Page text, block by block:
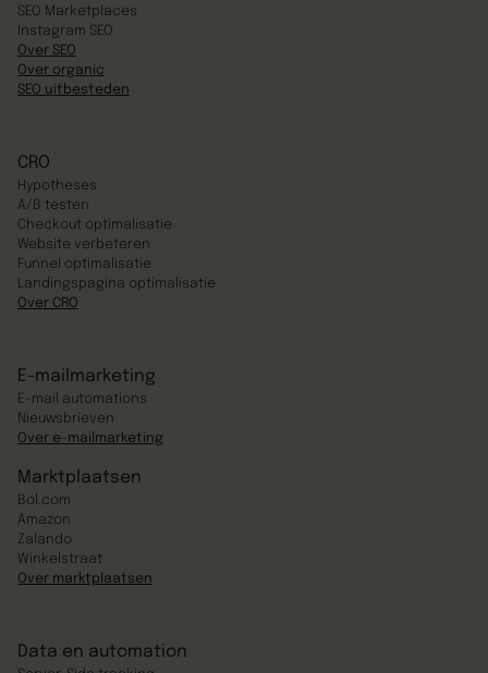
SEO Marketplaces
Instagram SEO
Over SEO
Over organic
SEO uitbesteden
CRO
Hypotheses
A/B testen
Checkout optimalisatie
Website verbeteren
Funnel optimalisatie
Landingspagina optimalisatie
Over CRO
E-mailmarketing
E-mail automations
Nieuwsbrieven
Over e-mailmarketing
Marktplaatsen
Bol.com
Amazon
Zalando
Winkelstraat
Over marktplaatsen
Data en automation